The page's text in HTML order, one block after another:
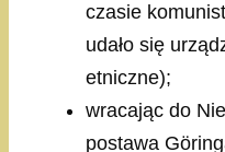
czasie
udało się
etniczne);
wracając do
postawa